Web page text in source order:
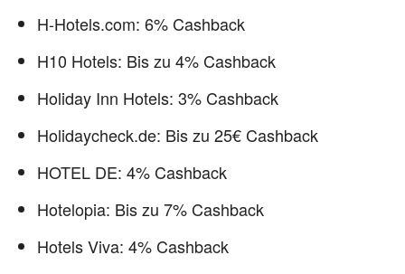
H-Hotels.com: 6% Cashback
H10 Hotels: Bis zu 4% Cashback
Holiday Inn Hotels: 3% Cashback
Holidaycheck.de: Bis zu 25€ Cashback
HOTEL DE: 4% Cashback
Hotelopia: Bis zu 7% Cashback
Hotels Viva: 4% Cashback